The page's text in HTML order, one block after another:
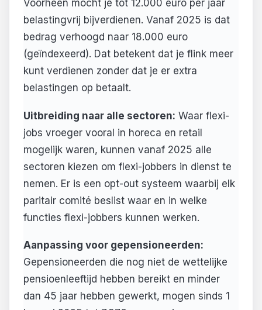
Voorheen mocht je tot 12.000 euro per jaar
belastingvrij bijverdienen. Vanaf 2025 is dat
bedrag verhoogd naar 18.000 euro
(geïndexeerd). Dat betekent dat je flink meer
kunt verdienen zonder dat je er extra
belastingen op betaalt.
Uitbreiding naar alle sectoren: Waar flexi-
jobs vroeger vooral in horeca en retail
mogelijk waren, kunnen vanaf 2025 alle
sectoren kiezen om flexi-jobbers in dienst te
nemen. Er is een opt-out systeem waarbij elk
paritair comité beslist waar en in welke
functies flexi-jobbers kunnen werken.
Aanpassing voor gepensioneerden:
Gepensioneerden die nog niet de wettelijke
pensioenleeftijd hebben bereikt en minder
dan 45 jaar hebben gewerkt, mogen sinds 1